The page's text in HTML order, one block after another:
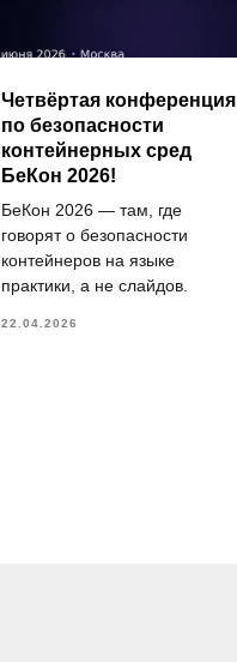
Четвёртая конференция
по безопасности
контейнерных сред
БеКон 2026!
БеКон 2026 — там, где
говорят о безопасности
контейнеров на языке
практики, а не слайдов.
22.04.2026